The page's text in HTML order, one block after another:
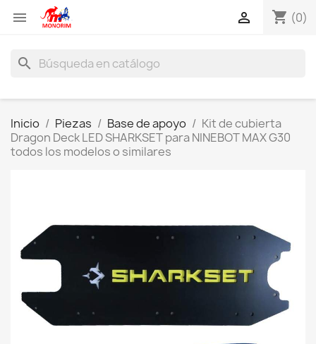
 shopping_cart (0)

search
Inicio Piezas Base de apoyo
Kit de cubierta
Dragon Deck LED SHARKSET para NINEBOT MAX G30
todos los modelos o similares